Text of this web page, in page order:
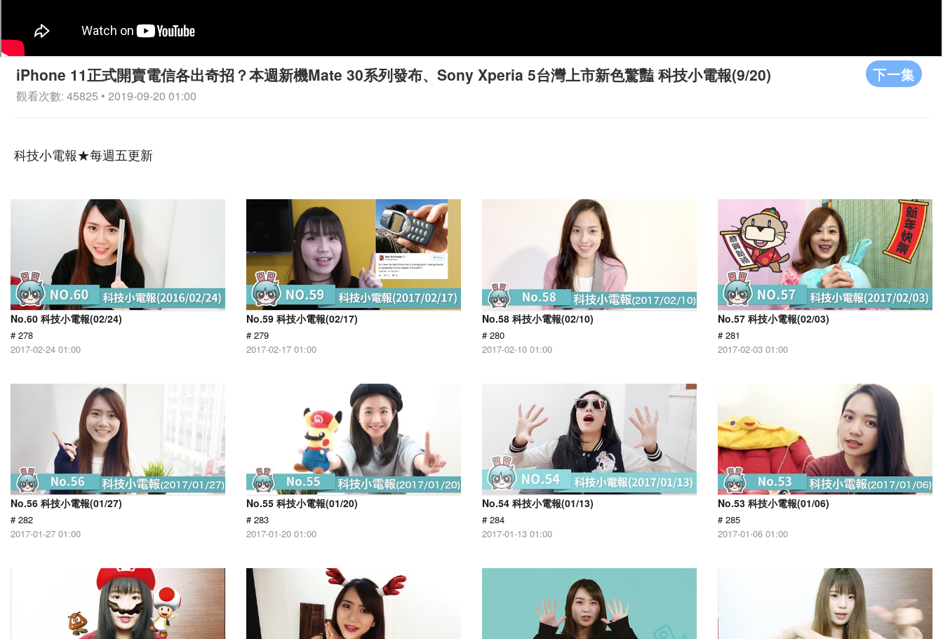
下一集
iPhone 11正式開賣電信各出奇招？本週新機Mate 30系列發布、Sony Xperia 5台灣上市新色驚豔 科技小電報(9/20)
觀看次數: 45825 • 2019-09-20 01:00
科技小電報★每週五更新
No.60 科技小電報(02/24)
# 278
2017-02-24 01:00
No.59 科技小電報(02/17)
# 279
2017-02-17 01:00
No.58 科技小電報(02/10)
# 280
2017-02-10 01:00
No.57 科技小電報(02/03)
# 281
2017-02-03 01:00
No.56 科技小電報(01/27)
# 282
2017-01-27 01:00
No.55 科技小電報(01/20)
# 283
2017-01-20 01:00
No.54 科技小電報(01/13)
# 284
2017-01-13 01:00
No.53 科技小電報(01/06)
# 285
2017-01-06 01:00